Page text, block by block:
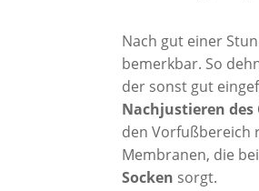
Nach gut einer
bemerkbar. So
der sonst gut
Nachjustieren
den Vorfußbereich
Membranen, die
Socken sorgt.